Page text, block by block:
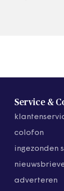
Service &
colofon
ingezonden
adverteren